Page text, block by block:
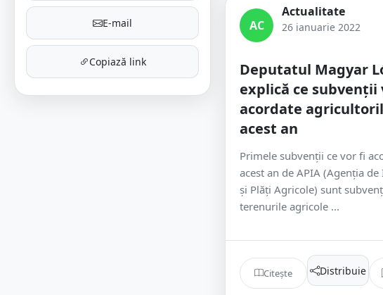
E-mail
Copiază link
AC
Actualitate
26 ianuarie 2022
Deputatul Magyar
explică ce subvenții
acordate
acest an
Primele subvenții ce vor fi
acest an de APIA (Agenția
și Plăți Agricole) sunt
terenurile agricole ...
Citește Distribuie